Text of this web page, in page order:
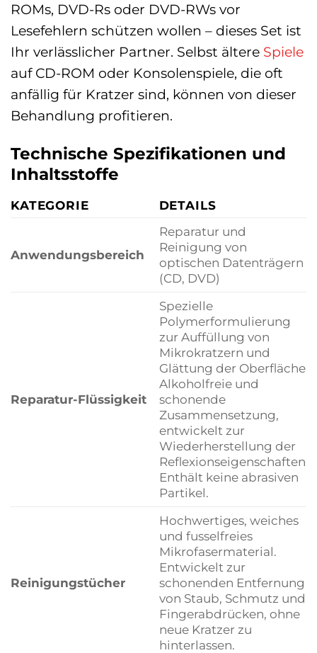
ROMs, DVD-Rs oder DVD-RWs vor
Lesefehlern schützen wollen – dieses Set ist
Ihr verlässlicher Partner. Selbst ältere Spiele
auf CD-ROM oder Konsolenspiele, die oft
anfällig für Kratzer sind, können von dieser
Behandlung profitieren.
Technische Spezifikationen und
Inhaltsstoffe
KATEGORIE DETAILS
Anwendungsbereich
Reparatur und
Reinigung von
optischen Datenträgern
(CD, DVD)
Reparatur-Flüssigkeit
Spezielle
Polymerformulierung
zur Auffüllung von
Mikrokratzern und
Glättung der Oberfläche.
Alkoholfreie und
schonende
Zusammensetzung,
entwickelt zur
Wiederherstellung der
Reflexionseigenschaften.
Enthält keine abrasiven
Partikel.
Reinigungstücher
Hochwertiges, weiches
und fusselfreies
Mikrofasermaterial.
Entwickelt zur
schonenden Entfernung
von Staub, Schmutz und
Fingerabdrücken, ohne
neue Kratzer zu
hinterlassen.